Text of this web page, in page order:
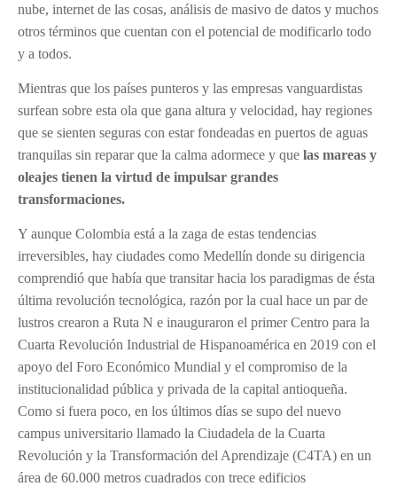
nube, internet de las cosas, análisis de masivo de datos y muchos
otros términos que cuentan con el potencial de modificarlo todo
y a todos.
Mientras que los países punteros y las empresas vanguardistas
surfean sobre esta ola que gana altura y velocidad, hay regiones
que se sienten seguras con estar fondeadas en puertos de aguas
tranquilas sin reparar que la calma adormece y que las mareas y
oleajes tienen la virtud de impulsar grandes
transformaciones.
Y aunque Colombia está a la zaga de estas tendencias
irreversibles, hay ciudades como Medellín donde su dirigencia
comprendió que había que transitar hacia los paradigmas de ésta
última revolución tecnológica, razón por la cual hace un par de
lustros crearon a Ruta N e inauguraron el primer Centro para la
Cuarta Revolución Industrial de Hispanoamérica en 2019 con el
apoyo del Foro Económico Mundial y el compromiso de la
institucionalidad pública y privada de la capital antioqueña.
Como si fuera poco, en los últimos días se supo del nuevo
campus universitario llamado la Ciudadela de la Cuarta
Revolución y la Transformación del Aprendizaje (C4TA) en un
área de 60.000 metros cuadrados con trece edificios